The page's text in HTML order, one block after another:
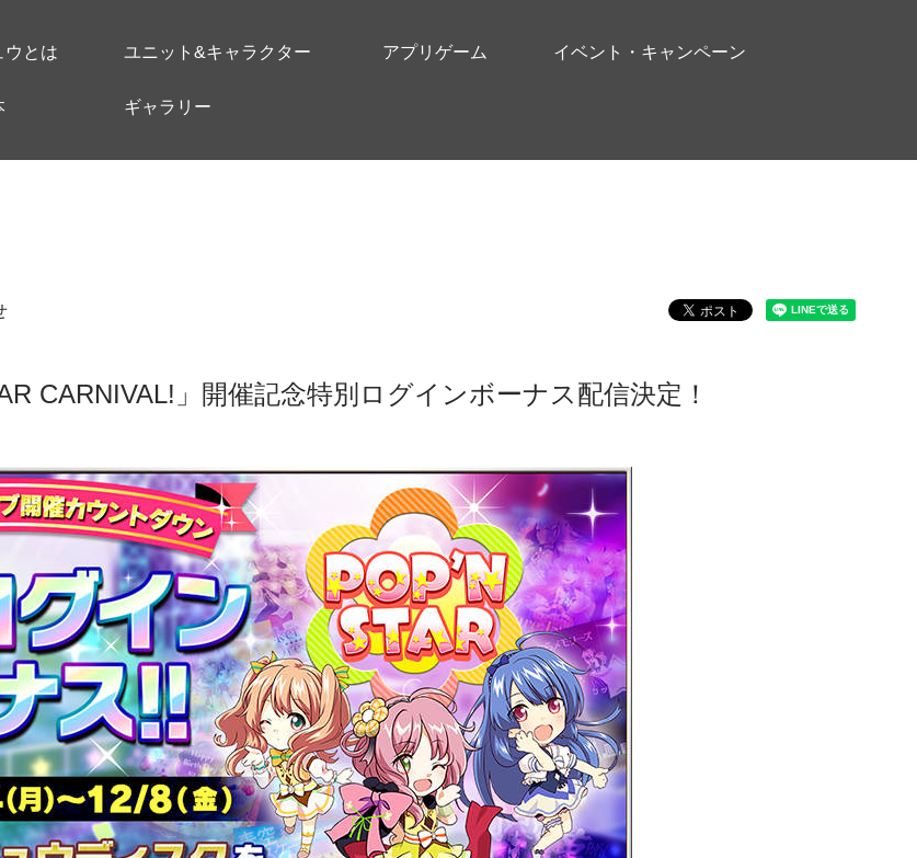
とは ユニット&キャラクター アプリゲーム イベント・キャンペーン
ギャラリー
CARNIVAL!」開催記念特別ログインボーナス配信決定！